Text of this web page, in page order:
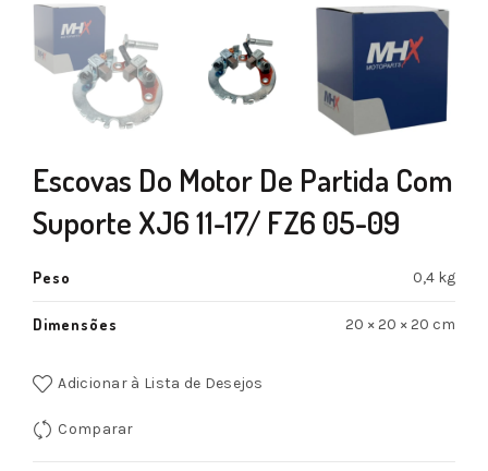
Escovas Do Motor De Partida Com
Suporte XJ6 11-17/ FZ6 05-09
Peso 0,4 kg
Dimensões 20 × 20 × 20 cm
Adicionar à Lista de Desejos
Comparar